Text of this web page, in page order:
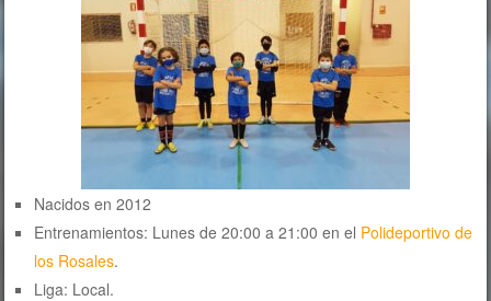
Nacidos en 2012
Entrenamientos: Lunes de 20:00 a 21:00 en el Polideportivo de
los Rosales.
Liga: Local.